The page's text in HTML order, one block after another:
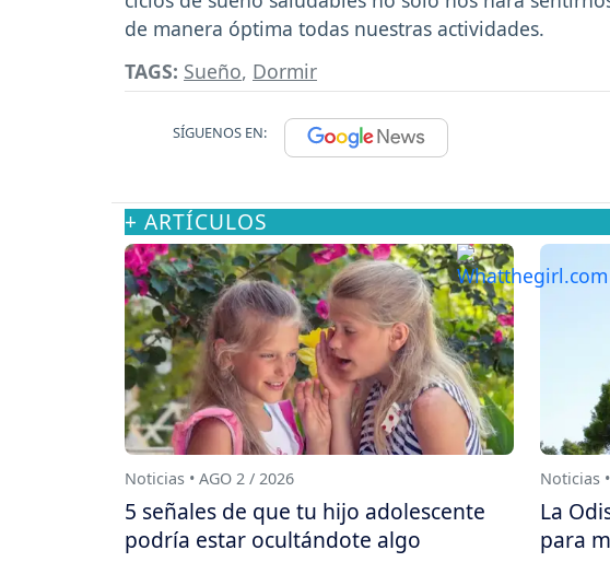
de manera óptima todas nuestras actividades.
TAGS: Sueño, Dormir
SÍGUENOS EN:
+ ARTÍCULOS
Noticias • AGO 2 / 2026
5 señales de que tu hijo adolescente
podría estar ocultándote algo
Noticias
La
para